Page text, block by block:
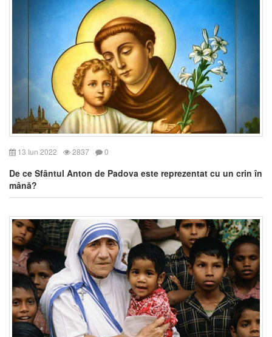
13 Iun 2022 2837 0
De ce Sfântul Anton de Padova este reprezentat cu un crin în
mână?